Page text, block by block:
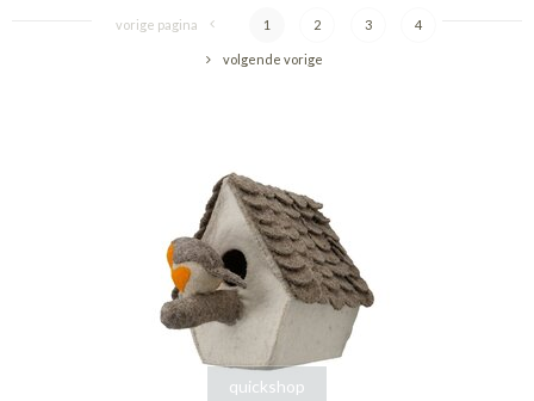
vorige pagina 1 2 3 4
volgende vorige
quickshop